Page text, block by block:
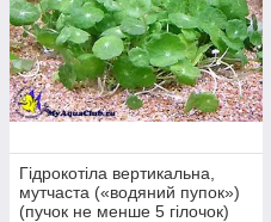
Гідрокотіла вертикальна,
мутчаста («водяний пупок»)
(пучок не менше 5 гілочок)